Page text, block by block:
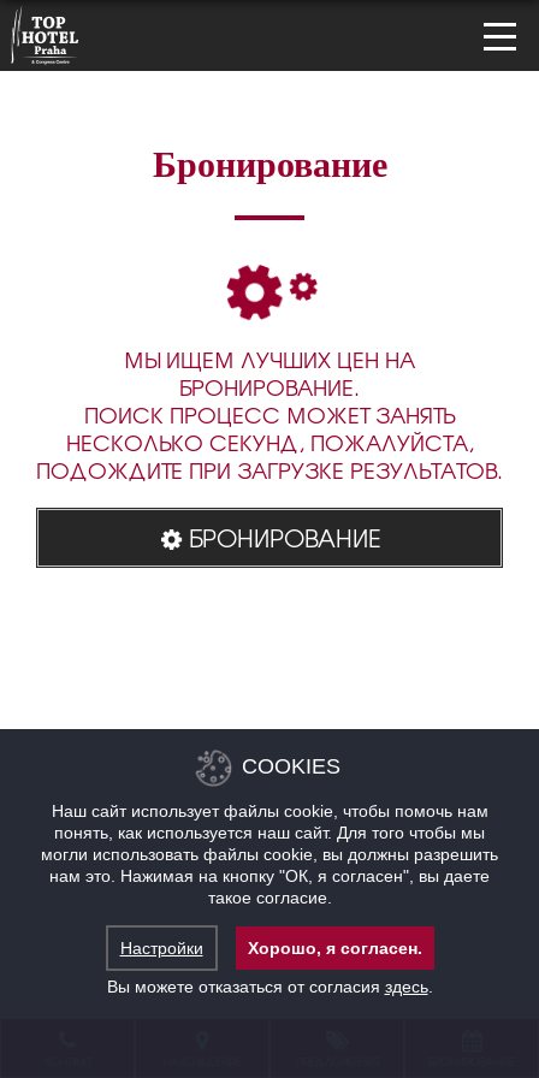
Бронирование
МЫ ИЩЕМ ЛУЧШИХ ЦЕН НА
БРОНИРОВАНИЕ.
ПОИСК ПРОЦЕСС МОЖЕТ ЗАНЯТЬ
НЕСКОЛЬКО СЕКУНД, ПОЖАЛУЙСТА,
ПОДОЖДИТЕ ПРИ ЗАГРУЗКЕ РЕЗУЛЬТАТОВ.
БРОНИРОВАНИЕ
COOKIES
Наш сайт использует файлы cookie, чтобы помочь нам
понять, как используется наш сайт. Для того чтобы мы
могли использовать файлы cookie, вы должны разрешить
нам это. Нажимая на кнопку "ОК, я согласен", вы даете
такое согласие.
Настройки
Хорошо, я согласен.
Вы можете отказаться от согласия здесь.